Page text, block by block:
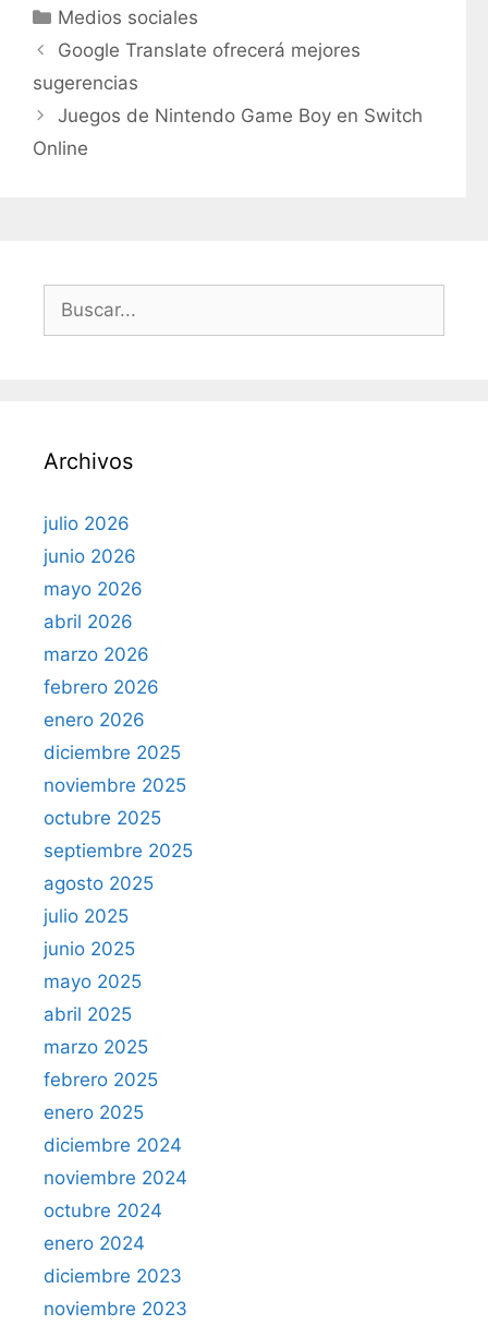
C
a
e
g
o
Medios sociales
Google Translate ofrecerá mejores
sugerencias
Juegos de Nintendo Game Boy en Switch
Online
:
Archivos
julio 2026
junio 2026
mayo 2026
abril 2026
marzo 2026
febrero 2026
enero 2026
diciembre 2025
noviembre 2025
octubre 2025
septiembre 2025
agosto 2025
julio 2025
junio 2025
mayo 2025
abril 2025
marzo 2025
febrero 2025
enero 2025
diciembre 2024
noviembre 2024
octubre 2024
enero 2024
diciembre 2023
noviembre 2023